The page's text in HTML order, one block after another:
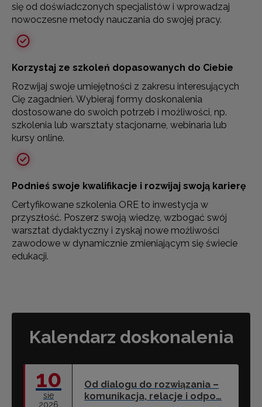
Kalendarz doskonalenia
10
sie
2026
Od dialogu do rozwiązania –
komunikacja, relacje i odpo…
się od doświadczonych specjalistów i wprowadzaj
nowoczesne metody nauczania do swojej pracy.
Korzystaj ze szkoleń dopasowanych do Ciebie
Rozwijaj swoje umiejętności z zakresu interesujących
Cię zagadnień. Wybieraj formy doskonalenia
dostosowane do swoich potrzeb i możliwości, np.
szkolenia lub warsztaty stacjonarne, webinaria lub
kursy online.
Podnieś swoje kwalifikacje i rozwijaj swoją karierę
Certyfikowane szkolenia ORE to inwestycja w
przyszłość. Poszerz swoją wiedzę, wzbogać swój
warsztat dydaktyczny i zyskaj nowe możliwości
zawodowe w dynamicznie zmieniającym się świecie
edukacji.